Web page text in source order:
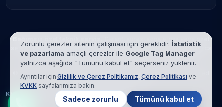
Garanti süresi sona ermiş veya özel
servis kapsamındaki cihazlar için hizmet verilir. Marka adları yalnızca
tanımlama amaçlıdır; yetkili servis ilişkisi bulunmamaktadır.
© 2026 SRT Elektronik Analiz Laboratuvar Sanayi Ve Ticaret Limited
Şirketi. Tüm hakları saklıdır.
KVKK
Çerez Politikası Hizmet Şartları
Zorunlu çerezler sitenin çalışması için gereklidir. İstatistik
ve pazarlama amaçlı çerezler ile Google Tag Manager
yalnızca aşağıda "Tümünü kabul et" seçerseniz yüklenir.
Ayrıntılar için Gizlilik ve Çerez Politikamız, Çerez Politikası ve
KVKK sayfalarımıza bakın.
Sadece zorunlu Tümünü kabul et